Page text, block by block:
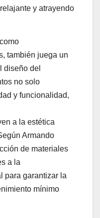
y atrayendo
también juega un
diseño del
no solo
y funcionalidad,
a la estética
Armando
de materiales
a la
para garantizar la
mínimo